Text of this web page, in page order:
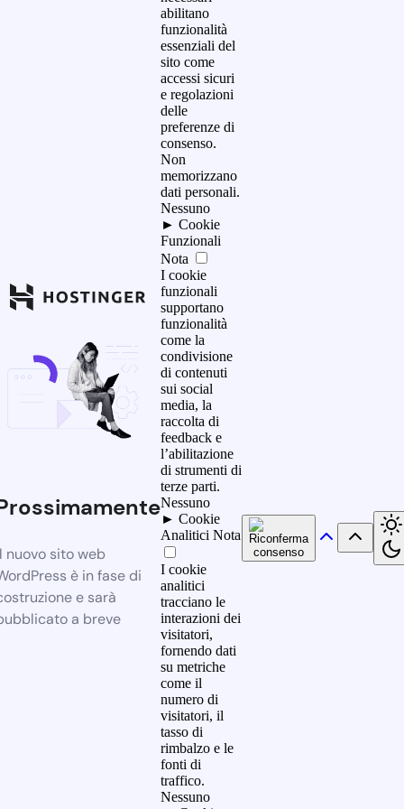
nuovo sito web
è in fase di
e sarà
a breve
abilitano
funzionalità
essenziali del
sito come
accessi sicuri
e regolazioni
delle
preferenze di
consenso.
Non
memorizzano
dati personali.
Nessuno
► Cookie
Funzionali
Nota
I cookie
funzionali
supportano
funzionalità
come la
condivisione
di contenuti
sui social
media, la
raccolta di
feedback e
l’abilitazione
di strumenti di
terze parti.
Nessuno
► Cookie
Analitici Nota
I cookie
analitici
tracciano le
interazioni dei
visitatori,
fornendo dati
su metriche
come il
numero di
visitatori, il
tasso di
rimbalzo e le
fonti di
traffico.
Nessuno